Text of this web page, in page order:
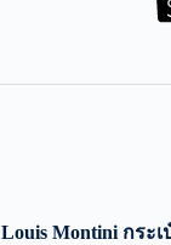
Louis Montini กระ